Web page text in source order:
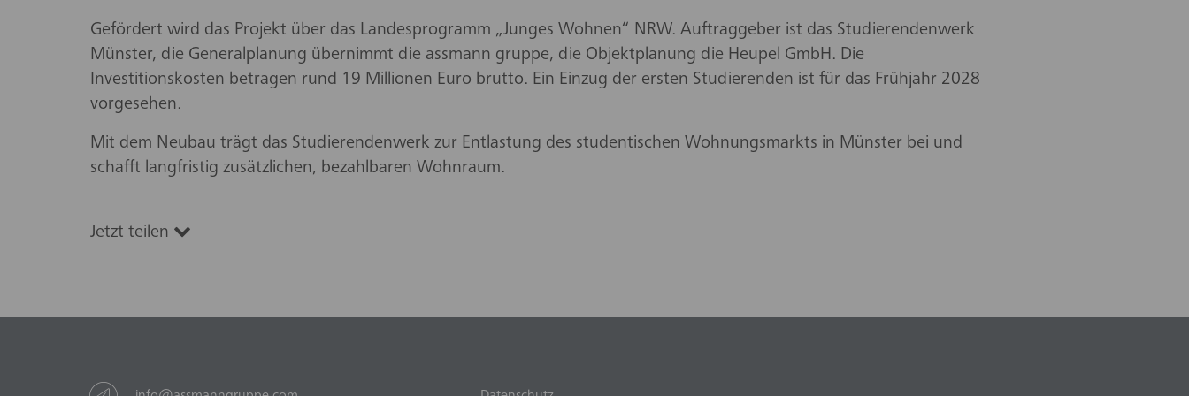
Gefördert wird das Projekt über das Landesprogramm „Junges Wohnen“ NRW. Auftraggeber ist das Studierendenwerk
Münster, die Generalplanung übernimmt die assmann gruppe, die Objektplanung die Heupel GmbH. Die
Investitionskosten betragen rund 19 Millionen Euro brutto. Ein Einzug der ersten Studierenden ist für das Frühjahr 2028
vorgesehen.
Mit dem Neubau trägt das Studierendenwerk zur Entlastung des studentischen Wohnungsmarkts in Münster bei und
schafft langfristig zusätzlichen, bezahlbaren Wohnraum.
Jetzt teilen